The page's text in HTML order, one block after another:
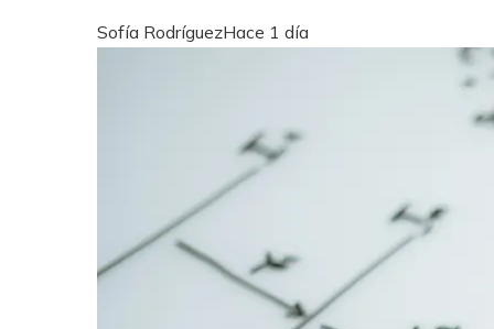
Sofía RodríguezHace 1 día